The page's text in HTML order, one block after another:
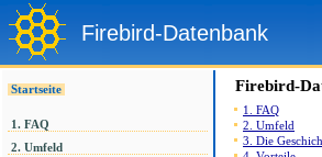
Firebird-Datenbank
Startseite
1. FAQ
2. Umfeld
Firebird-
1. FAQ
2. Umfeld
3. Die